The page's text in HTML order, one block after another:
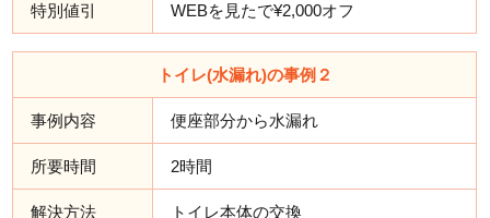
特別値引 WEBを見たで¥2,000オフ
トイレ(水漏れ)の事例２
事例内容 便座部分から水漏れ
所要時間 2時間
解決方法 トイレ本体の交換